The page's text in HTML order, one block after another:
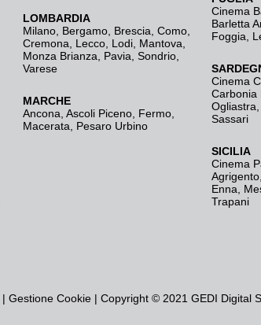
LOMBARDIA
Milano Bergamo Brescia, Como
Cremona
Lecco Lodi Mantova
Monza Brianza
Pavia Sondrio
Varese
MARCHE
Ancona Ascoli Piceno Fermo
Macerata
Pesaro Urbino
Cinema
Barletta
Foggia
Cinema
Carbonia
Ogliastra
Sassari
SICILIA
Cinema
Agrigento
Enna
Trapani
| Gestione Cookie | Copyright © 2021 GEDI Digital